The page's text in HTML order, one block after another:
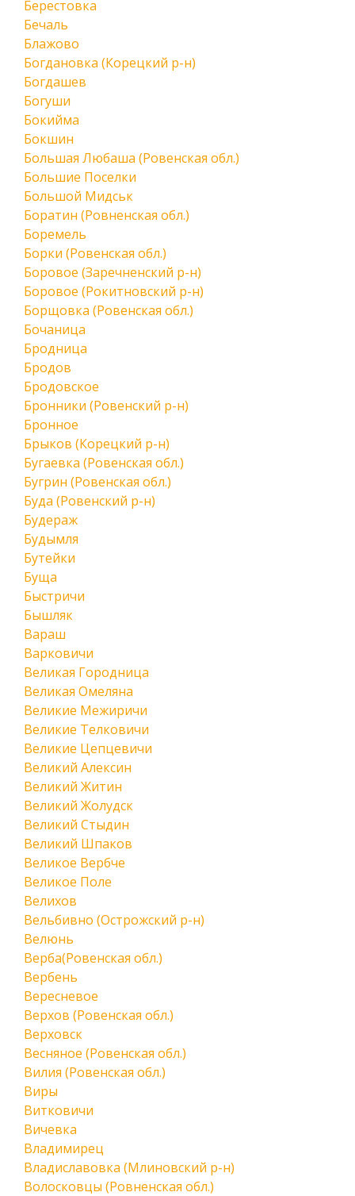
Берестовка
Бечаль
Блажово
Богдановка (Корецкий р-н)
Богдашев
Богуши
Бокийма
Бокшин
Большая Любаша (Ровенская обл.)
Большие Поселки
Большой Мидськ
Боратин (Ровненская обл.)
Боремель
Борки (Ровенская обл.)
Боровое (Заречненский р-н)
Боровое (Рокитновский р-н)
Борщовка (Ровенская обл.)
Бочаница
Бродница
Бродов
Бродовское
Бронники (Ровенский р-н)
Бронное
Брыков (Корецкий р-н)
Бугаевка (Ровенская обл.)
Бугрин (Ровенская обл.)
Буда (Ровенский р-н)
Будераж
Будымля
Бутейки
Буща
Быстричи
Бышляк
Вараш
Варковичи
Великая Городница
Великая Омеляна
Великие Межиричи
Великие Телковичи
Великие Цепцевичи
Великий Алексин
Великий Житин
Великий Жолудск
Великий Стыдин
Великий Шпаков
Великое Вербче
Великое Поле
Велихов
Вельбивно (Острожский р-н)
Велюнь
Верба(Ровенская обл.)
Вербень
Вересневое
Верхов (Ровенская обл.)
Верховск
Весняное (Ровенская обл.)
Вилия (Ровенская обл.)
Виры
Витковичи
Вичевка
Владимирец
Владиславовка (Млиновский р-н)
Волосковцы (Ровненская обл.)